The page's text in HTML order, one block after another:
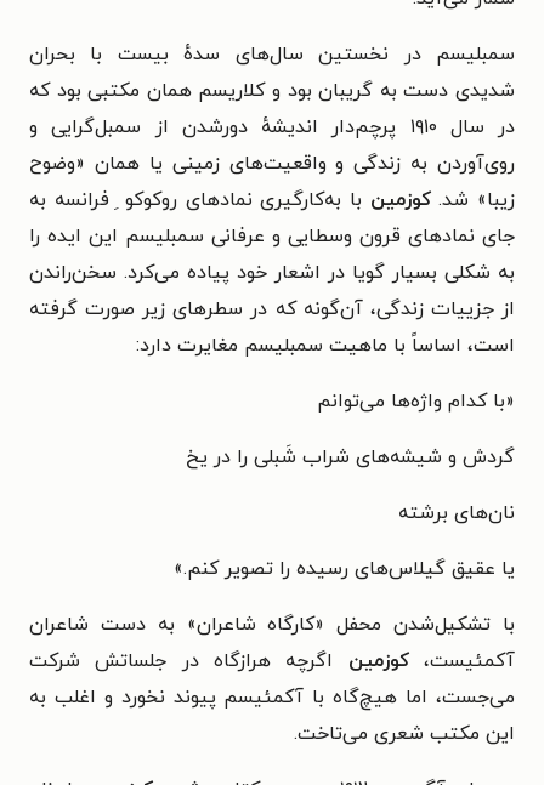
سمبلیسم در نخستین سال‌های سدهٔ بیست با بحران
شدیدی دست به گریبان بود و کلاریسم همان مکتبی بود که
در سال ۱۹۱۰ پرچم‌دار اندیشهٔ دورشدن از سمبل‌گرایی و
روی‌آوردن به زندگی و واقعیت‌های زمینی یا همان «وضوح
زیبا» شد.کوزمین با به‌کارگیری نمادهای روکوکو ِ فرانسه به
جای نمادهای قرون وسطایی و عرفانی سمبلیسم این ایده را
به شکلی بسیار گویا در اشعار خود پیاده می‌کرد. سخن‌راندن
از جزییات زندگی، آن‌گونه که در سطرهای زیر صورت گرفته
است، اساساً با ماهیت سمبلیسم مغایرت دارد:
«با کدام واژه‌ها می‌توانم
گردش و شیشه‌های شراب شَبلی را در یخ
نان‌های برشته
یا عقیق گیلاس‌های رسیده را تصویر کنم.»
با تشکیل‌شدن محفل «کارگاه شاعران» به دست شاعران
آکمئیست،کوزمین
اگرچه هرازگاه در جلساتش شرکت
می‌جست، اما هیچ‌گاه با آکمئیسم پیوند نخورد و اغلب به
این مکتب شعری می‌تاخت.